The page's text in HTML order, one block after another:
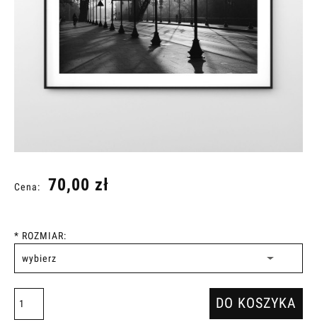
Cena: 70,00 zł
* ROZMIAR:
DO KOSZYKA